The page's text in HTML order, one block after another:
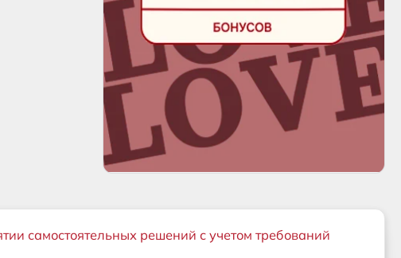
самостоятельных решений с учетом требований